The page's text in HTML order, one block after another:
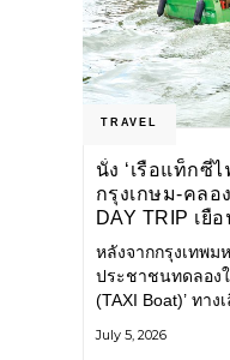
TRAVEL
นั่ง ‘เรือแท็กซี่
กรุงเกษม-คลอ
DAY TRIP เยื
โลว์ไลฟ์
หลังจากกรุงเทพม
ประชาชนทดลอง
(TAXI Boat)’ ทา
แวดล้อม ผ่านแอ
July 5, 2026